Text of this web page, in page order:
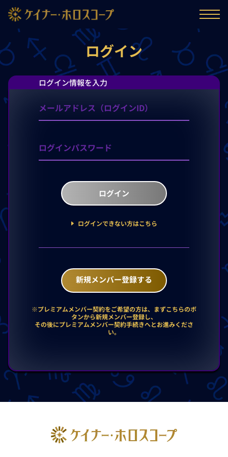
ログイン
ログイン情報を入力
ログイン
ログインできない方はこちら
新規メンバー登録する
※プレミアムメンバー契約をご希望の方は、まずこちらのボ
タンから新規メンバー登録し、
その後にプレミアムメンバー契約手続きへとお進みくださ
い。